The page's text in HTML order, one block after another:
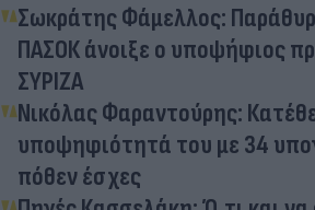
Σωκράτης Φάμελλος:
ΠΑΣΟΚ άνοιξε ο υποψήφιος
ΣΥΡΙΖΑ
Νικόλας Φαραντούρης:
υποψηφιότητά του με 34
πόθεν έσχες